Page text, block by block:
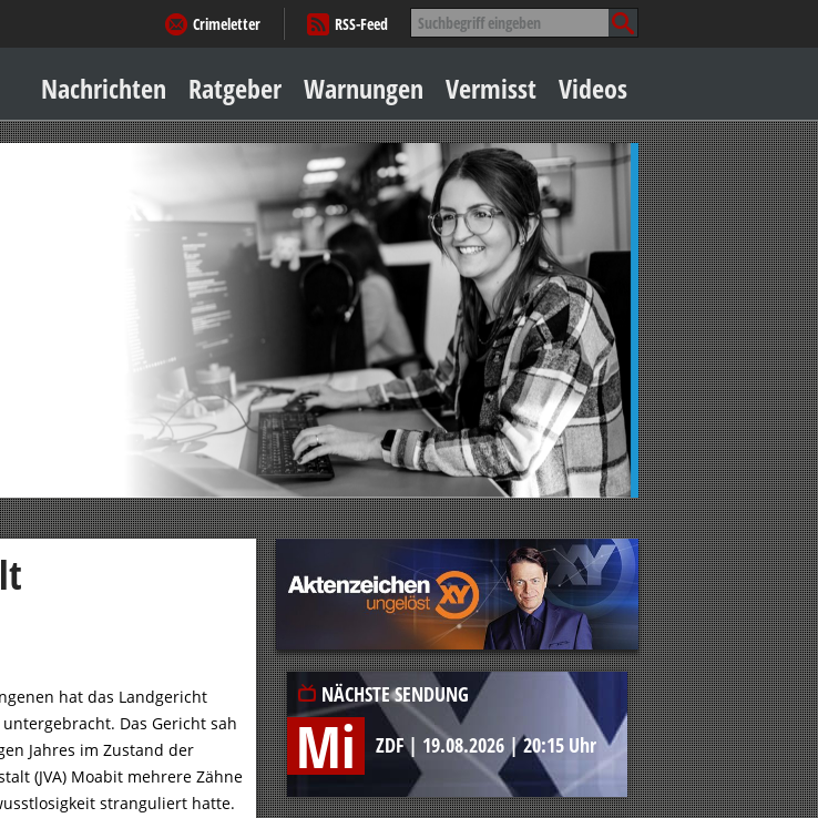
Suche
nach:
Crimeletter
RSS-Feed
Inhalt
springen
Nachrichten Ratgeber
Sicher zu Hause
Geld & Einkauf
Amore & mehr
Mobiles Leben
Arbeitsleben
Warnungen Vermisst Videos
hat das Landgericht
Das Gericht sah
Jahres im Zustand der
(JVA) Moabit mehrere Zähne
stranguliert hatte.
NÄCHSTE SENDUNG
Mi ZDF| 19.08.2026 |20:15 Uhr